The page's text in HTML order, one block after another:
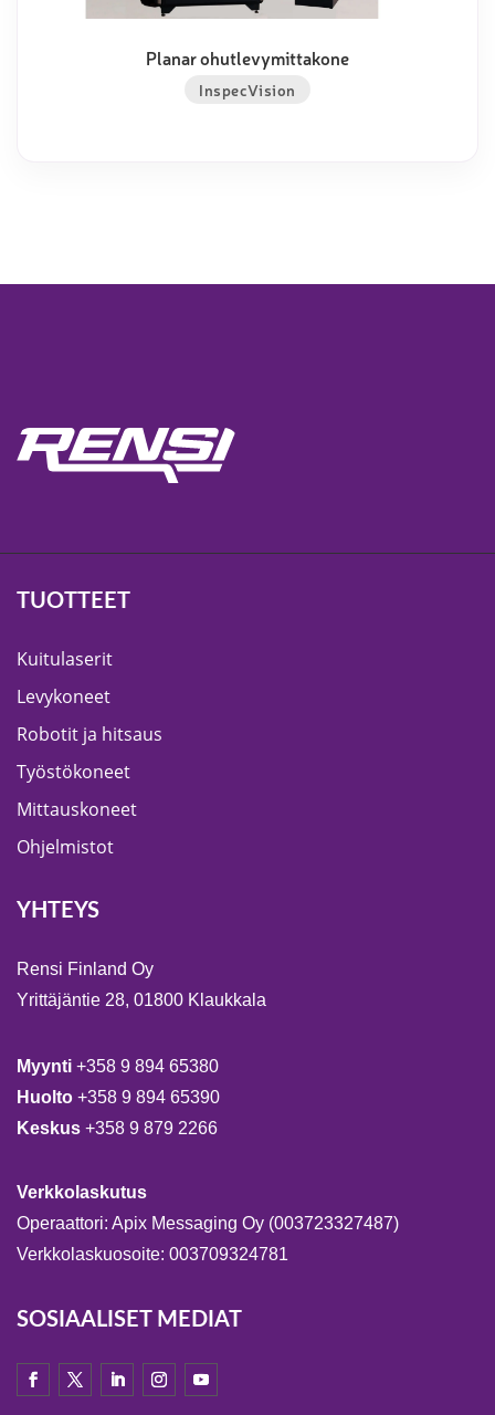
Planar ohutlevymittakone
InspecVision
TUOTTEET
Kuitulaserit
Levykoneet
Robotit ja hitsaus
Työstökoneet
Mittauskoneet
Ohjelmistot
YHTEYS
Rensi Finland Oy
Yrittäjäntie 28, 01800 Klaukkala
Myynti +358 9 894 65380
Huolto +358 9 894 65390
Keskus +358 9 879 2266
Verkkolaskutus
Operaattori: Apix Messaging Oy (003723327487)
Verkkolaskuosoite: 003709324781
SOSIAALISET MEDIAT